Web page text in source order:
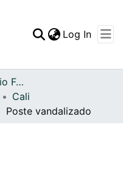
Statistics
Log In
Archivo del Patrimonio Fotográfico y Fílmico del Valle del Cauca
Cali
Poste vandalizado